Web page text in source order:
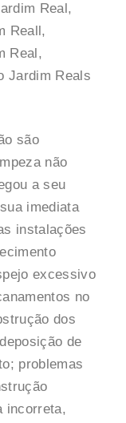
Real,
Reall,
Real,
Jardim Reals
são
não
a seu
imediata
instalações
excessivo
no
dos
de
problemas
incorreta,